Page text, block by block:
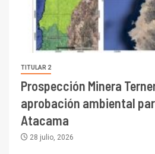
TITULAR 2
Prospección Minera
aprobación ambiental
Atacama
28 julio, 2026